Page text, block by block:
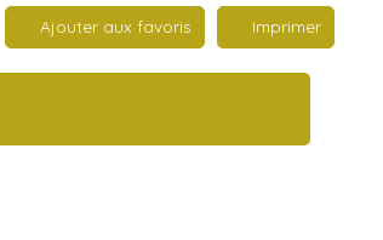
Ajouter aux favoris Imprimer